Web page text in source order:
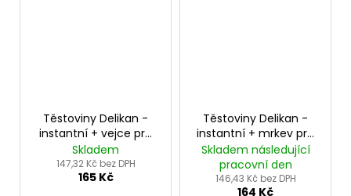
Těstoviny Delikan -
instantní + vejce pro
psy - 3kg
Skladem
147,32 Kč bez DPH
165 Kč
Těstoviny Delikan -
instantní + mrkev pro
psy - 3kg
Skladem následující
pracovní den
146,43 Kč bez DPH
164 Kč